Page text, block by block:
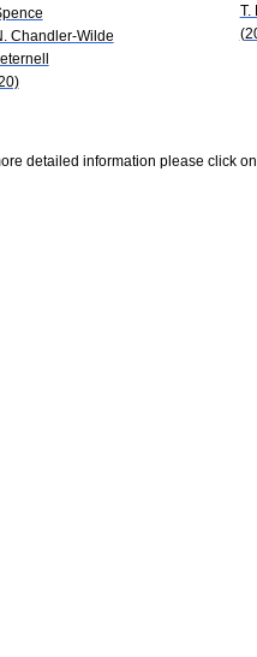
Chandler-Wilde
T.
detailed information please click